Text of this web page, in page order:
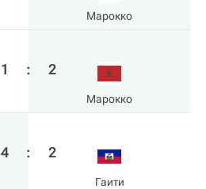
Марокко
1 : 2
Марокко
4 : 2
Гаити